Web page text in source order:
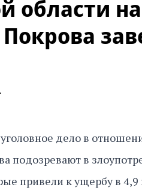
области
дело в
подозревают в
привели к ущербу в